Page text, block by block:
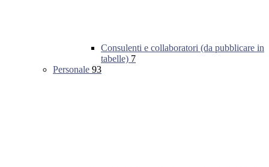
Consulenti e collaboratori (da pubblicare in
tabelle) 7
Personale 93